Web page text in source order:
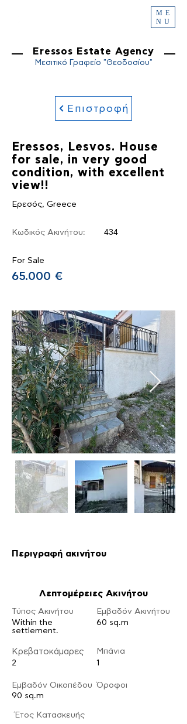
Eressos Estate Agency
Μεσιτικό Γραφείο "Θεοδοσίου"
ME
NU
Επιστροφή
Eressos, Lesvos. House
for sale, in very good
condition, with excellent
view!!
Ερεσός, Greece
Κωδικός Ακινήτου: 434
For Sale
65.000 €
Περιγραφή ακινήτου
Λεπτομέρειες Ακινήτου
Τύπος Ακινήτου
Within the
settlement.
Κρεβατοκάμαρες
2
Εμβαδόν Οικοπέδου
90 sq.m
Εμβαδόν Ακινήτου
60 sq.m
Μπάνια
1
Όροφοι
​Έτος Κατασκευής